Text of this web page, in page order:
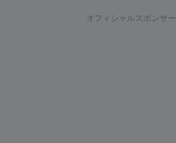
オフィシャルスポンサー